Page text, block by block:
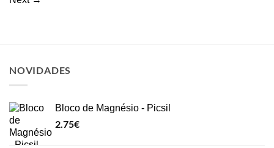
NOVIDADES
Bloco de Magnésio - Picsil
2.75€